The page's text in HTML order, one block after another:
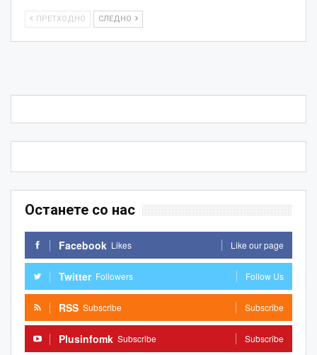
ПРЕТХОДНО СЛЕДНО
Останете со нас
Facebook Likes Like our page
Twitter Followers Follow Us
RSS Subscribe Subscribe
Plusinfomk Subscribe Subscribe